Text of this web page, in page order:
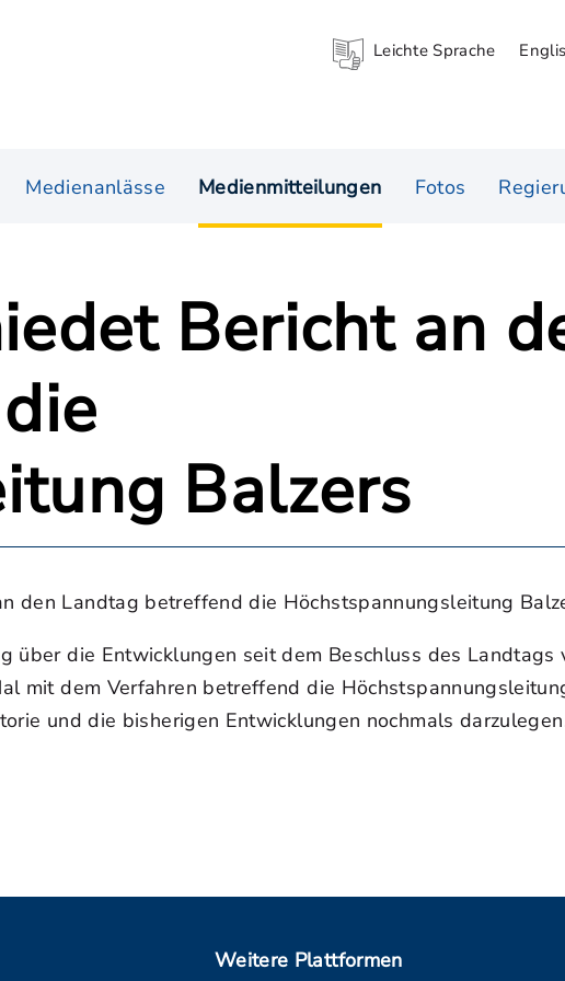
Leichte Sprache
Medienanlässe Medienmitteilungen Fotos
Bericht an
Balzers
den Landtag betreffend die Höchstspannungsleitung
die Entwicklungen seit dem Beschluss des Landtags
mit dem Verfahren betreffend die
und die bisherigen Entwicklungen nochmals
Weitere Plattformen